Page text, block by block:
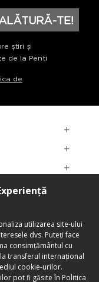
TE!
știri și
de la Penti
de